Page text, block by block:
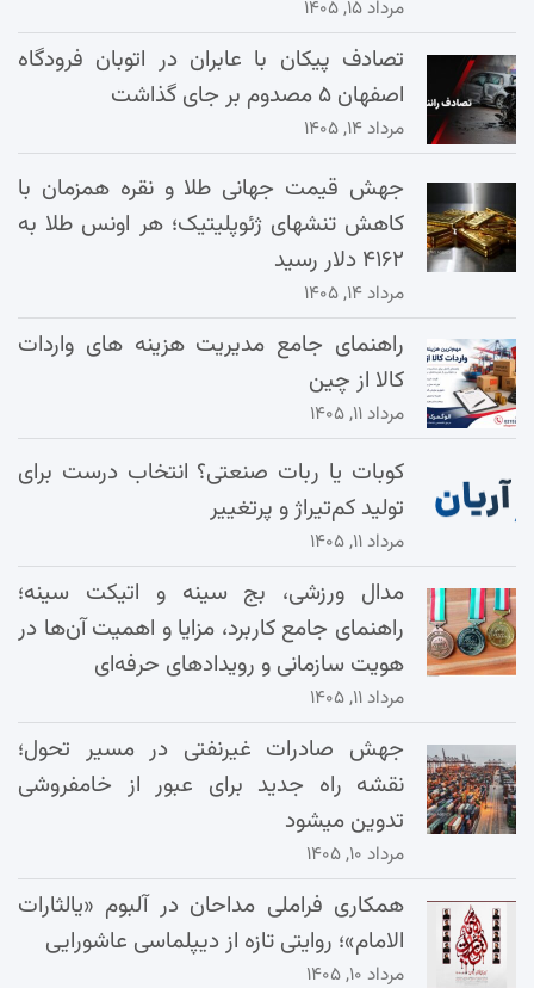
مرداد ۱۵, ۱۴۰۵
تصادف پیکان با عابران در اتوبان فرودگاه
اصفهان ۵ مصدوم بر جای گذاشت
مرداد ۱۴, ۱۴۰۵
جهش قیمت جهانی طلا و نقره همزمان با
کاهش تنشهای ژئوپلیتیک؛ هر اونس طلا به
۴۱۶۲ دلار رسید
مرداد ۱۴, ۱۴۰۵
راهنمای جامع مدیریت هزینه‌ های واردات
کالا از چین
مرداد ۱۱, ۱۴۰۵
کوبات یا ربات صنعتی؟ انتخاب درست برای
تولید کم‌تیراژ و پرتغییر
مرداد ۱۱, ۱۴۰۵
مدال ورزشی، بج سینه و اتیکت سینه؛
راهنمای جامع کاربرد، مزایا و اهمیت آن‌ها در
هویت سازمانی و رویدادهای حرفه‌ای
مرداد ۱۱, ۱۴۰۵
جهش صادرات غیرنفتی در مسیر تحول؛
نقشه راه جدید برای عبور از خامفروشی
تدوین میشود
مرداد ۱۰, ۱۴۰۵
همکاری فراملی مداحان در آلبوم «یالثارات
الامام»؛ روایتی تازه از دیپلماسی عاشورایی
مرداد ۱۰, ۱۴۰۵